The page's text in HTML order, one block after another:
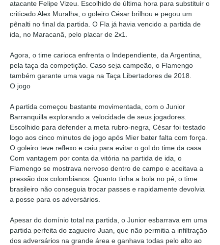
atacante Felipe Vizeu. Escolhido de última hora para substituir o
criticado Alex Muralha, o goleiro César brilhou e pegou um
pênalti no final da partida. O Fla já havia vencido a partida de
ida, no Maracanã, pelo placar de 2x1.
Agora, o time carioca enfrenta o Independiente, da Argentina,
pela taça da competição. Caso seja campeão, o Flamengo
também garante uma vaga na Taça Libertadores de 2018.
O jogo
A partida começou bastante movimentada, com o Junior
Barranquilla explorando a velocidade de seus jogadores.
Escolhido para defender a meta rubro-negra, César foi testado
logo aos cinco minutos de jogo após Mier bater falta com força.
O goleiro teve reflexo e caiu para evitar o gol do time da casa.
Com vantagem por conta da vitória na partida de ida, o
Flamengo se mostrava nervoso dentro de campo e aceitava a
pressão dos colombianos. Quanto tinha a bola no pé, o time
brasileiro não conseguia trocar passes e rapidamente devolvia
a posse para os adversários.
Apesar do domínio total na partida, o Junior esbarrava em uma
partida perfeita do zagueiro Juan, que não permitia a infiltração
dos adversários na grande área e ganhava todas pelo alto ao